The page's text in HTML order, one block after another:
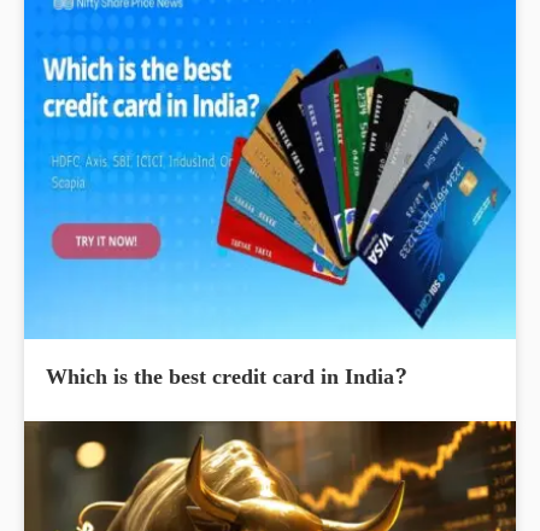
Which is the best credit card in India?